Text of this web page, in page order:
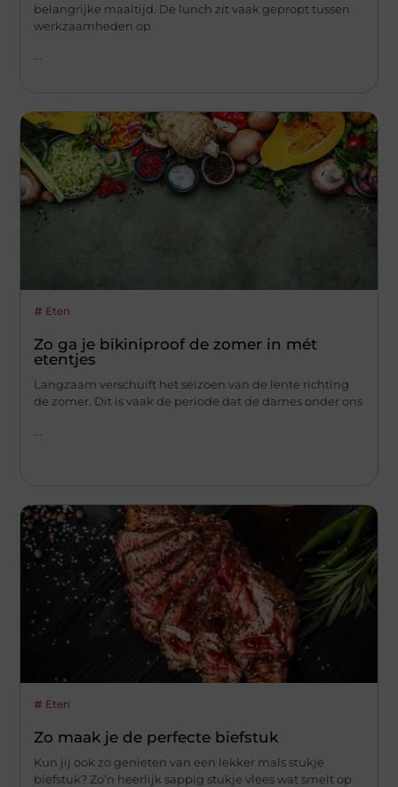
belangrijke maaltijd. De lunch zit vaak gepropt tussen
werkzaamheden op
Eten
Zo ga je bikiniproof de zomer in mét
etentjes
Langzaam verschuift het seizoen van de lente richting
de zomer. Dit is vaak de periode dat de dames onder ons
Eten
Zo maak je de perfecte biefstuk
Kun jij ook zo genieten van een lekker mals stukje
biefstuk? Zo’n heerlijk sappig stukje vlees wat smelt op